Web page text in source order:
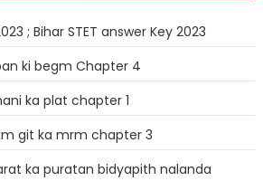
; Bihar STET answer Key 2023
ki begm Chapter 4
ka plat chapter 1
git ka mrm chapter 3
ka puratan bidyapith nalanda